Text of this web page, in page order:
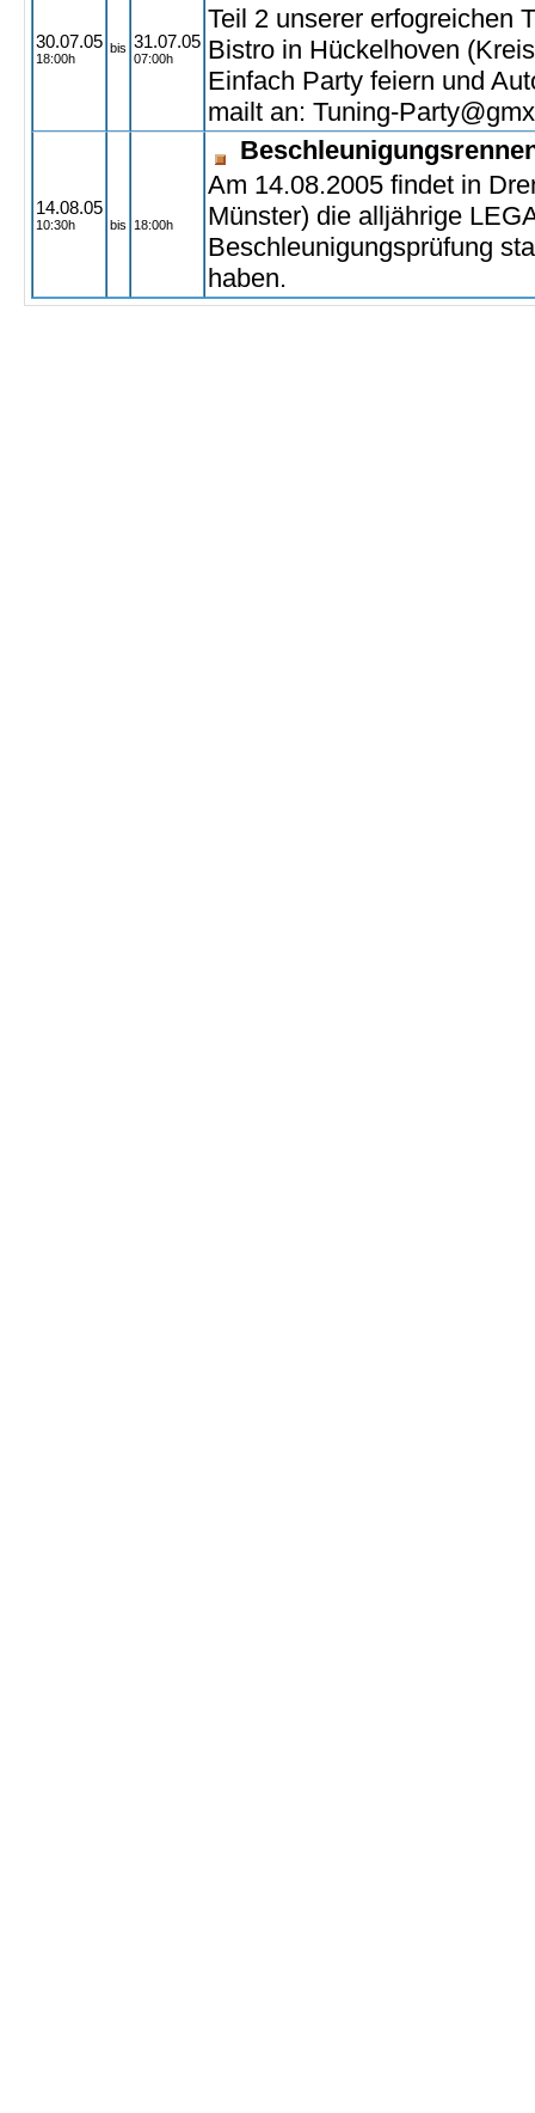
30.07.05
18:00h
bis 31.07.05
07:00h
Teil 2 unserer erfogreichen
Bistro in Hückelhoven
Einfach Party feiern und
mailt an: Tuning-
14.08.05
10:30h bis 18:00h
Am 14.08.2005 findet in
Münster) die alljährige
Beschleunigungsprüfung
haben.